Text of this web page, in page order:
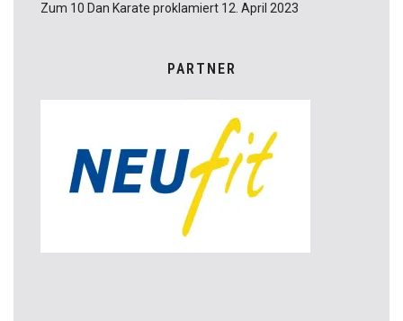
Zum 10 Dan Karate proklamiert 12. April 2023
PARTNER